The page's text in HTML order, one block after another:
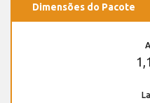
Dimensões do Pacote